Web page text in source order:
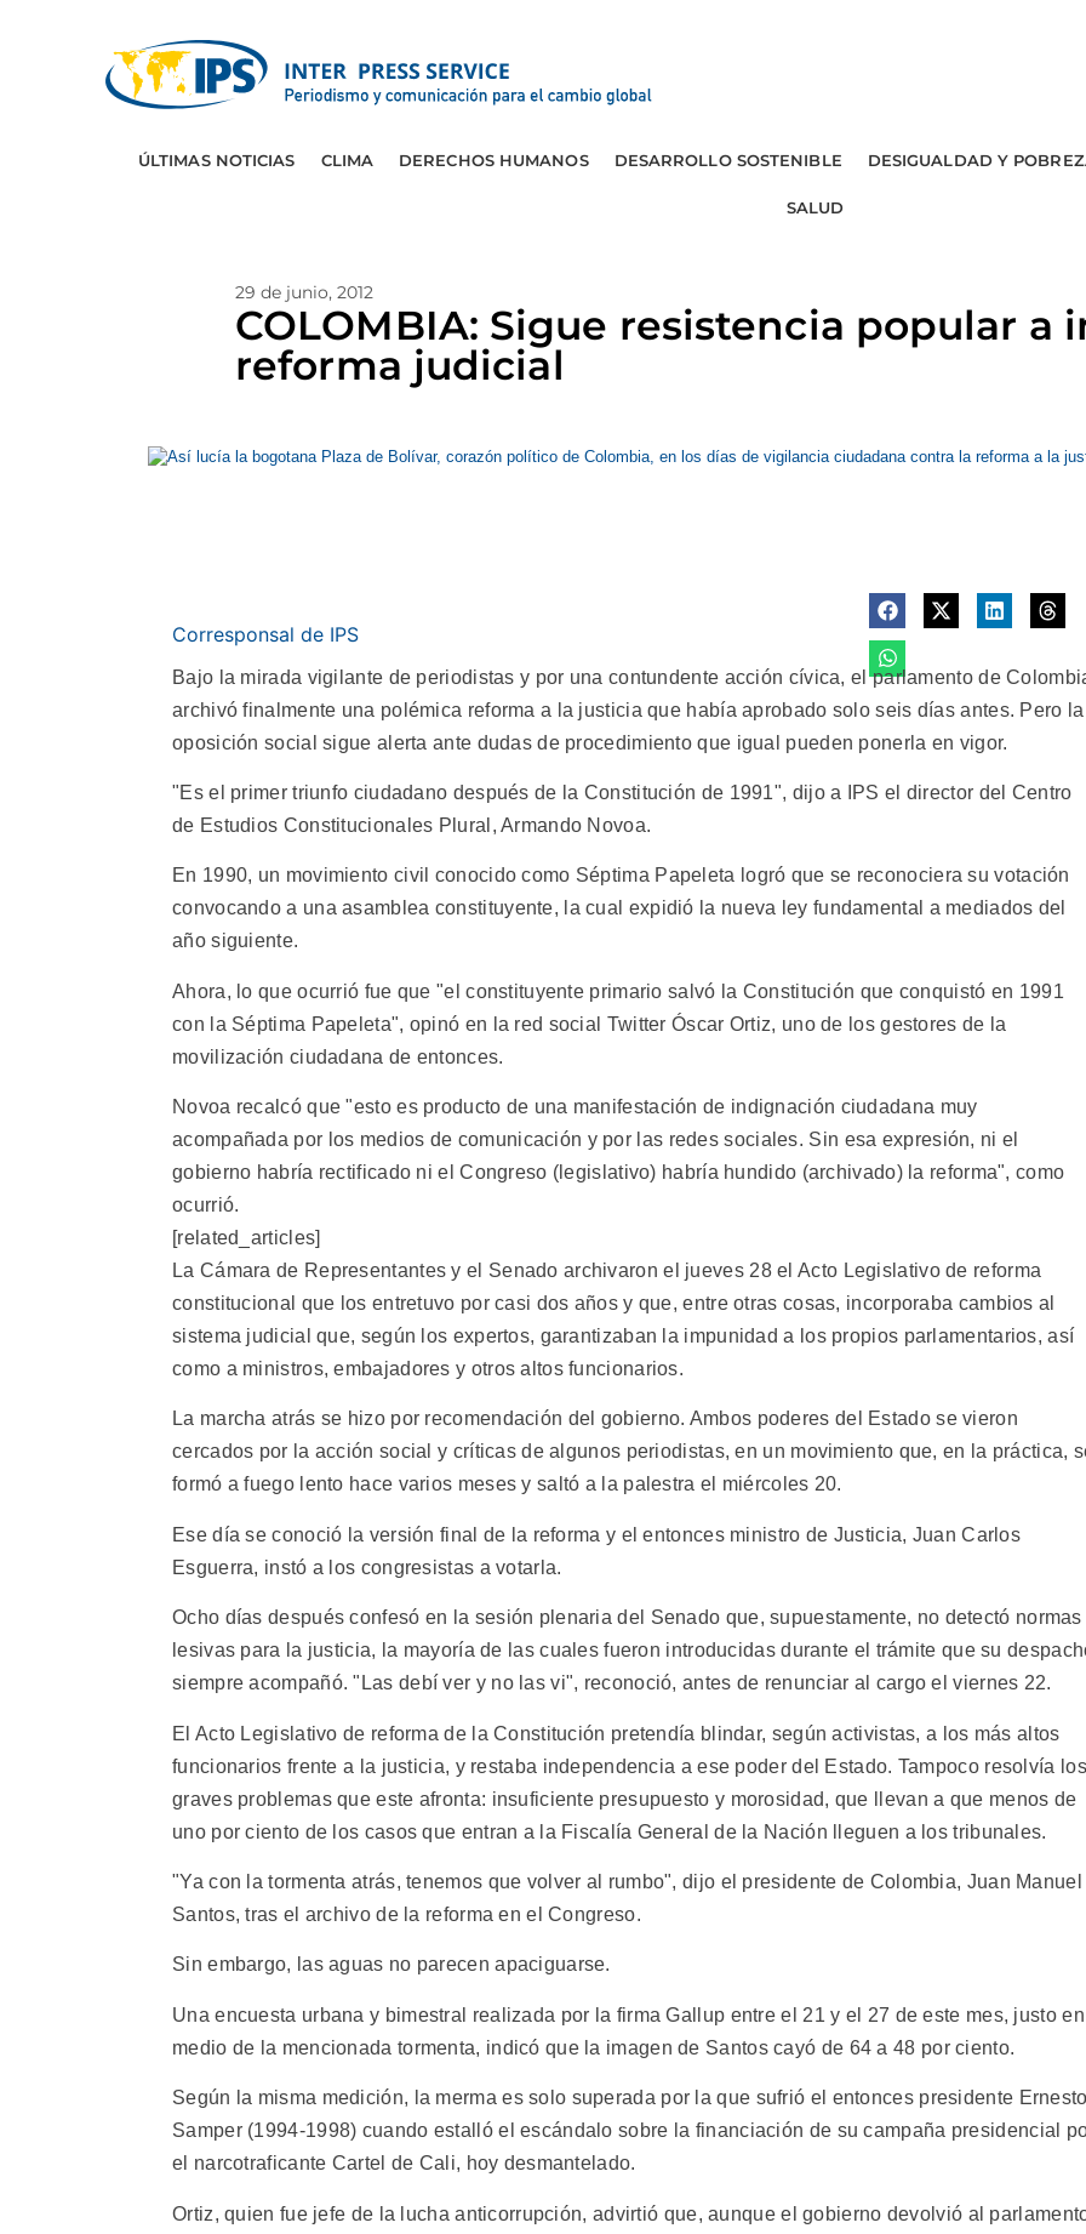
ÚLTIMAS NOTICIAS CLIMA DERECHOS HUMANOS DESARROLLO SOSTENIBLE DESIGUALDAD Y
SALUD
29 de junio, 2012
COLOMBIA: Sigue resistencia popular a
reforma judicial
Corresponsal de IPS
Bajo la mirada vigilante de periodistas y por una contundente acción cívica, el parlamento de
archivó finalmente una polémica reforma a la justicia que había aprobado solo seis días antes. Pero la
oposición social sigue alerta ante dudas de procedimiento que igual pueden ponerla en vigor.
"Es el primer triunfo ciudadano después de la Constitución de 1991", dijo a IPS el director del Centro
de Estudios Constitucionales Plural, Armando Novoa.
En 1990, un movimiento civil conocido como Séptima Papeleta logró que se reconociera su votación
convocando a una asamblea constituyente, la cual expidió la nueva ley fundamental a mediados del
año siguiente.
Ahora, lo que ocurrió fue que "el constituyente primario salvó la Constitución que conquistó en 1991
con la Séptima Papeleta", opinó en la red social Twitter Óscar Ortiz, uno de los gestores de la
movilización ciudadana de entonces.
Novoa recalcó que "esto es producto de una manifestación de indignación ciudadana muy
acompañada por los medios de comunicación y por las redes sociales. Sin esa expresión, ni el
gobierno habría rectificado ni el Congreso (legislativo) habría hundido (archivado) la reforma", como
ocurrió.
[related_articles]
La Cámara de Representantes y el Senado archivaron el jueves 28 el Acto Legislativo de reforma
constitucional que los entretuvo por casi dos años y que, entre otras cosas, incorporaba cambios al
sistema judicial que, según los expertos, garantizaban la impunidad a los propios parlamentarios, así
como a ministros, embajadores y otros altos funcionarios.
La marcha atrás se hizo por recomendación del gobierno. Ambos poderes del Estado se vieron
cercados por la acción social y críticas de algunos periodistas, en un movimiento que, en la práctica,
formó a fuego lento hace varios meses y saltó a la palestra el miércoles 20.
Ese día se conoció la versión final de la reforma y el entonces ministro de Justicia, Juan Carlos
Esguerra, instó a los congresistas a votarla.
Ocho días después confesó en la sesión plenaria del Senado que, supuestamente, no detectó normas
lesivas para la justicia, la mayoría de las cuales fueron introducidas durante el trámite que su
siempre acompañó. "Las debí ver y no las vi", reconoció, antes de renunciar al cargo el viernes 22.
El Acto Legislativo de reforma de la Constitución pretendía blindar, según activistas, a los más altos
funcionarios frente a la justicia, y restaba independencia a ese poder del Estado. Tampoco resolvía los
graves problemas que este afronta: insuficiente presupuesto y morosidad, que llevan a que menos de
uno por ciento de los casos que entran a la Fiscalía General de la Nación lleguen a los tribunales.
"Ya con la tormenta atrás, tenemos que volver al rumbo", dijo el presidente de Colombia, Juan Manuel
Santos, tras el archivo de la reforma en el Congreso.
Sin embargo, las aguas no parecen apaciguarse.
Una encuesta urbana y bimestral realizada por la firma Gallup entre el 21 y el 27 de este mes, justo en
medio de la mencionada tormenta, indicó que la imagen de Santos cayó de 64 a 48 por ciento.
Según la misma medición, la merma es solo superada por la que sufrió el entonces presidente
Samper (1994-1998) cuando estalló el escándalo sobre la financiación de su campaña presidencial
el narcotraficante Cartel de Cali, hoy desmantelado.
Ortiz, quien fue jefe de la lucha anticorrupción, advirtió que, aunque el gobierno devolvió al